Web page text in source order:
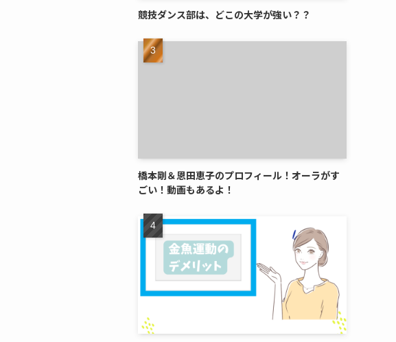
競技ダンス部は、どこの大学が強い？？
橋本剛＆恩田恵子のプロフィール！オーラがす
ごい！動画もあるよ！